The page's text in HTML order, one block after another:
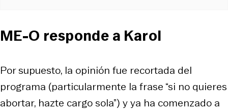
ME-O responde a Karol
Por supuesto, la opinión fue recortada del
programa (particularmente la frase “si no quieres
abortar, hazte cargo sola”) y ya ha comenzado a